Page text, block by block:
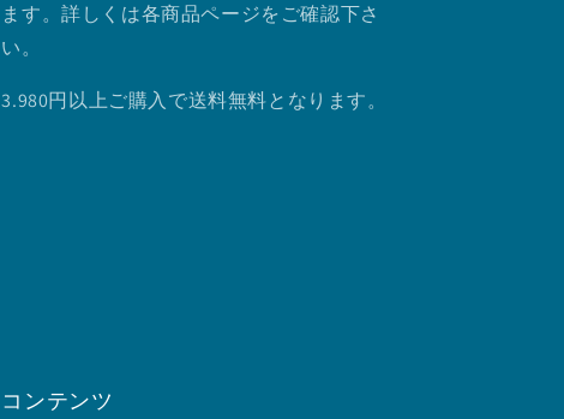
ます。詳しくは各商品ページをご確認下さ
い。
3.980円以上ご購入で送料無料となります。
コンテンツ